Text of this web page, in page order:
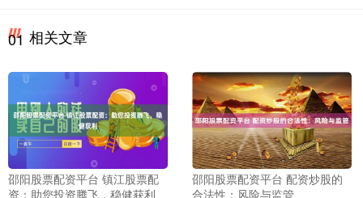
01 相关文章
邵阳股票配资平台 镇江股票配
资：助您投资腾飞，稳健获利
邵阳股票配资平台 配资炒股的
合法性：风险与监管